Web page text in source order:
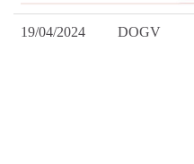
19/04/2024 DOGV